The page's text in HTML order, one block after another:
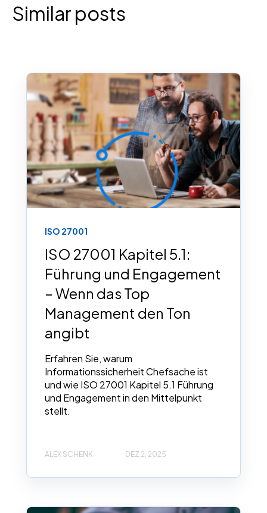
Similar posts
ISO 27001
ISO 27001 Kapitel 5.1:
Führung und Engagement
– Wenn das Top
Management den Ton
angibt
Erfahren Sie, warum
Informationssicherheit Chefsache ist
und wie ISO 27001 Kapitel 5.1 Führung
und Engagement in den Mittelpunkt
stellt.
ALEX SCHENK DEZ 2, 2025